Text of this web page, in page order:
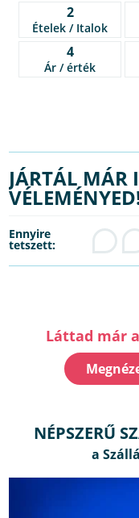
2
Ételek / Italok
4
Ár / érték
JÁRTÁL MÁR
Ennyire
tetszett:
Láttad már
NÉPSZERŰ